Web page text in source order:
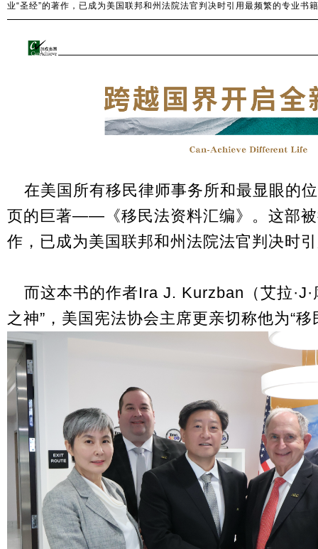
业“圣经”的著作，已成为美国联邦和州法院法官判决时引用最频繁的专业书
在美国所有移民律师事务所和最显眼的
页的巨著——《移民法资料汇编》。这部被
作，已成为美国联邦和州法院法官判决时
而这本书的作者Ira J. Kurzban（艾拉
之神”，美国宪法协会主席更亲切称他为“移